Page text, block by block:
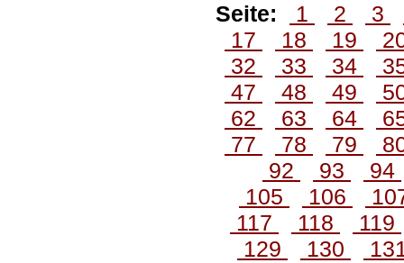
Seite: 1 2 3
17
18 19
32
33 34
47
48 49
62
63 64
77
78 79
92
93
94
105
106
117
118
119
129
130